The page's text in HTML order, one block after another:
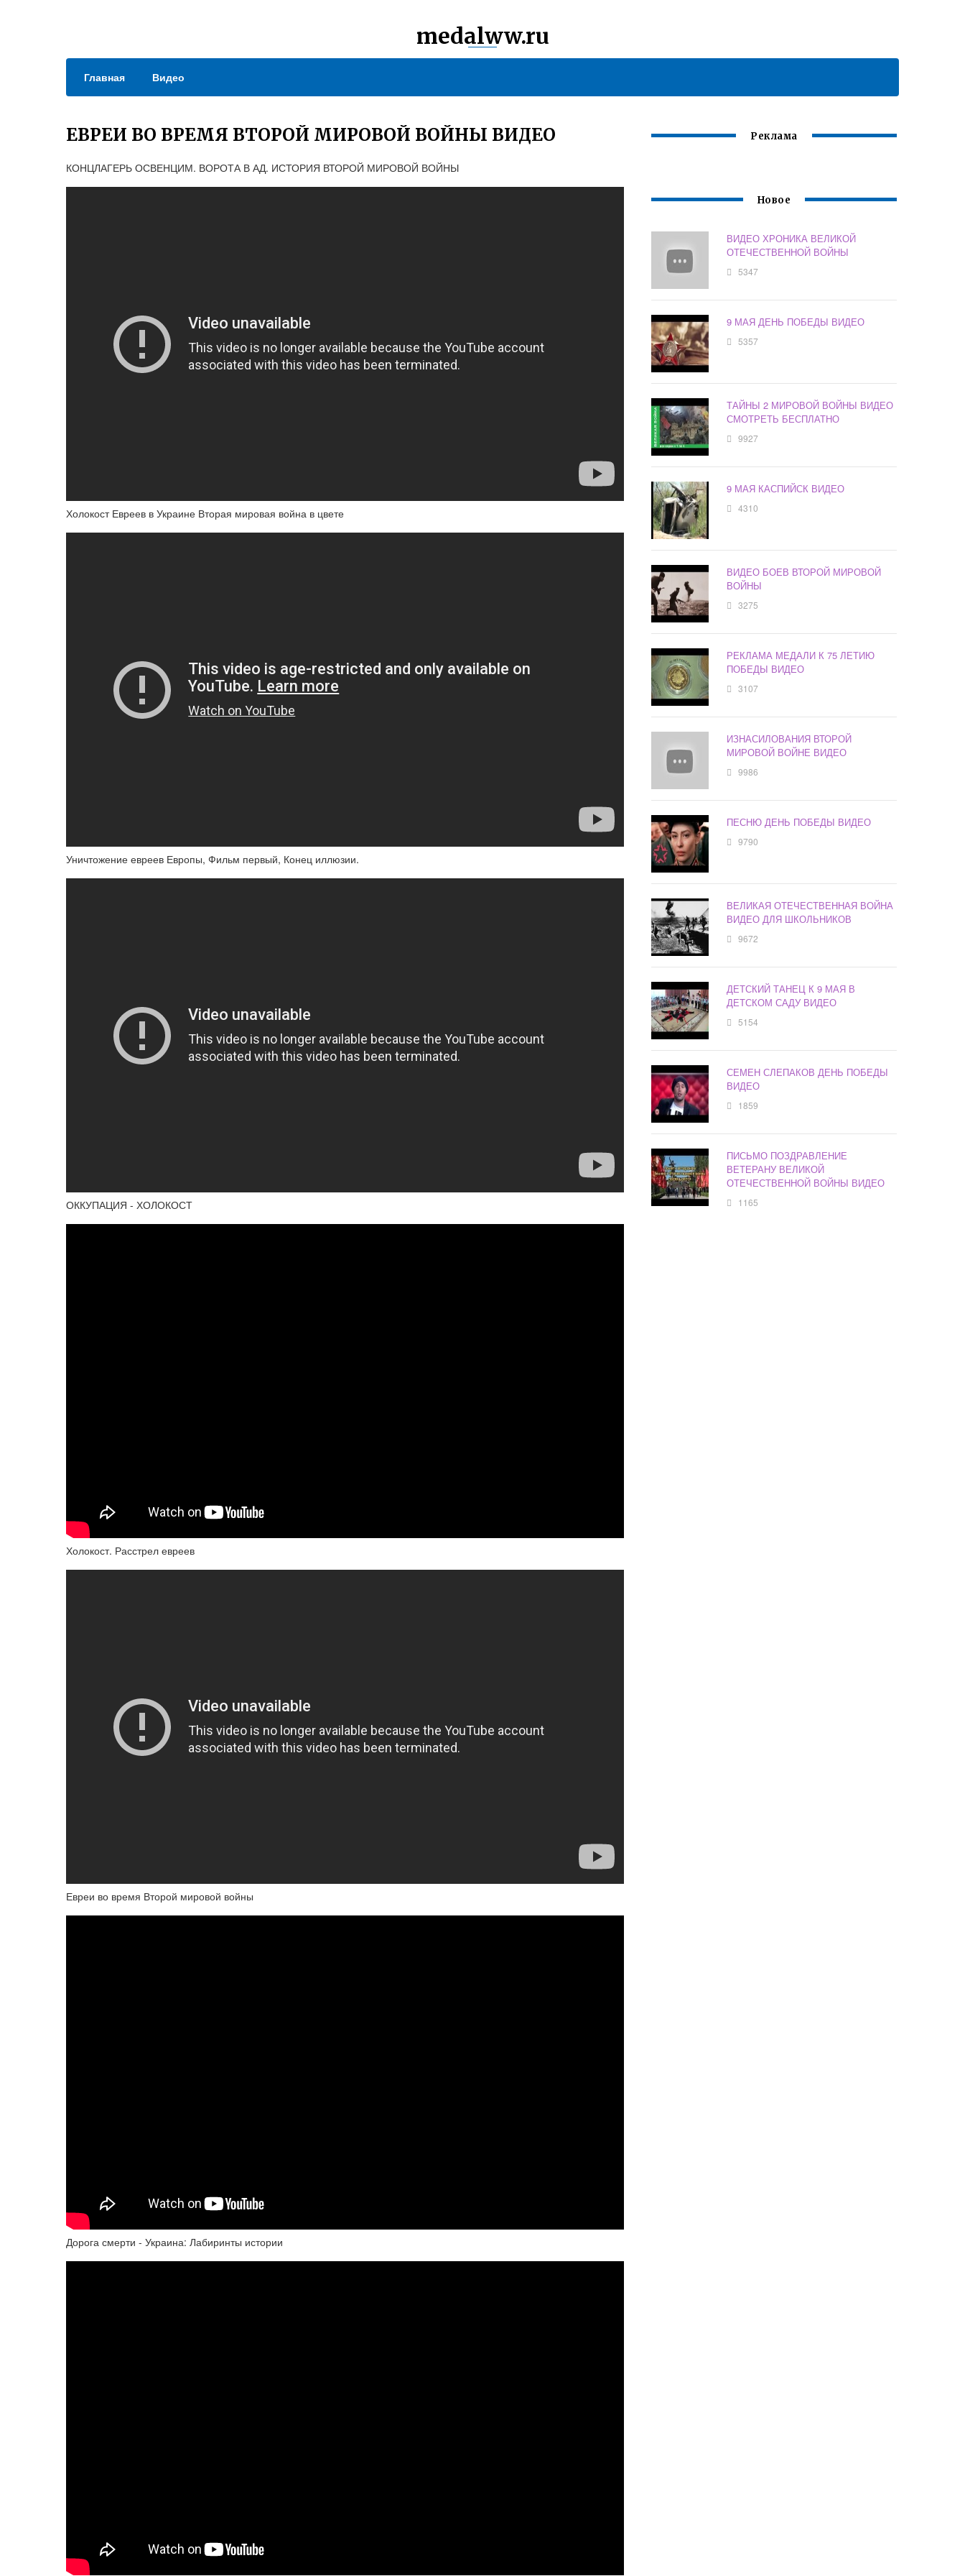
medalww.ru
Главная Видео
ЕВРЕИ ВО ВРЕМЯ ВТОРОЙ МИРОВОЙ ВОЙНЫ ВИДЕО
КОНЦЛАГЕРЬ ОСВЕНЦИМ. ВОРОТА В АД. ИСТОРИЯ ВТОРОЙ МИРОВОЙ ВОЙНЫ
Холокост Евреев в Украине Вторая мировая война в цвете
Уничтожение евреев Европы, Фильм первый, Конец иллюзии.
ОККУПАЦИЯ - ХОЛОКОСТ
Холокост. Расстрел евреев
Евреи во время Второй мировой войны
Дорога смерти - Украина: Лабиринты истории
Реклама
Новое
ВИДЕО ХРОНИКА ВЕЛИКОЙ
ОТЕЧЕСТВЕННОЙ ВОЙНЫ
5347
9 МАЯ ДЕНЬ ПОБЕДЫ ВИДЕО
5357
ТАЙНЫ 2 МИРОВОЙ ВОЙНЫ ВИДЕО
СМОТРЕТЬ БЕСПЛАТНО
9927
9 МАЯ КАСПИЙСК ВИДЕО
4310
ВИДЕО БОЕВ ВТОРОЙ МИРОВОЙ
ВОЙНЫ
3275
РЕКЛАМА МЕДАЛИ К 75 ЛЕТИЮ
ПОБЕДЫ ВИДЕО
3107
ИЗНАСИЛОВАНИЯ ВТОРОЙ
МИРОВОЙ ВОЙНЕ ВИДЕО
9986
ПЕСНЮ ДЕНЬ ПОБЕДЫ ВИДЕО
9790
ВЕЛИКАЯ ОТЕЧЕСТВЕННАЯ ВОЙНА
ВИДЕО ДЛЯ ШКОЛЬНИКОВ
9672
ДЕТСКИЙ ТАНЕЦ К 9 МАЯ В
ДЕТСКОМ САДУ ВИДЕО
5154
СЕМЕН СЛЕПАКОВ ДЕНЬ ПОБЕДЫ
ВИДЕО
1859
ПИСЬМО ПОЗДРАВЛЕНИЕ
ВЕТЕРАНУ ВЕЛИКОЙ
ОТЕЧЕСТВЕННОЙ ВОЙНЫ ВИДЕО
1165